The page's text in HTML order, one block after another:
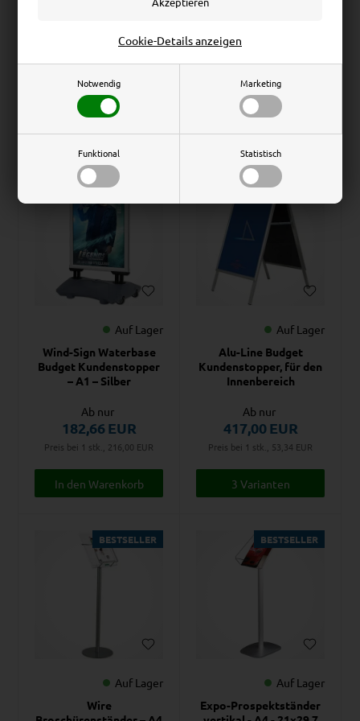
Notwendig Marketing
Funktional Statistisch
Cookie-Details anzeigen
Preis bei 1 stk., 72,84 Preis bei 1 stk., 298,34
BESTSELLER
Auf Lager
Wind-Sign Waterbase
Budget Kundenstopper
– A1 – Silber
Ab nur
182,66EUR
Preis bei 1 stk., 216,00 EUR
BESTSELLER
Auf Lager
Alu-Line Budget
Kundenstopper, für den
Innenbereich
Ab nur
417,00EUR
Preis bei 1 stk., 53,34 EUR
3 Varianten
BESTSELLER
Auf Lager
Wire
BESTSELLER
Auf Lager
Expo-Prospektständer